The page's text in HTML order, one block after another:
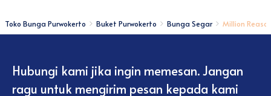
Toko Bunga Purwokerto Buket Purwokerto Bunga Segar Million
Hubungi kami jika ingin memesan. Jangan
ragu untuk mengirim pesan kepada kami